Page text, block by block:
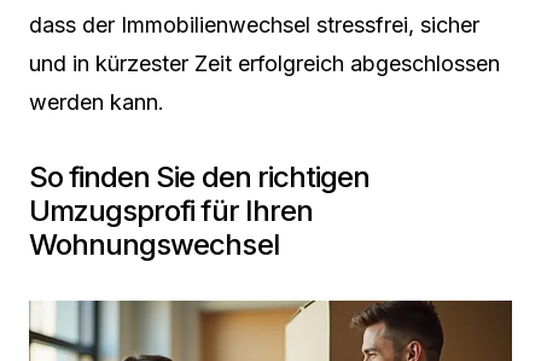
dass der Immobilienwechsel stressfrei, sicher
und in kürzester Zeit erfolgreich abgeschlossen
werden kann.
So finden Sie den richtigen
Umzugsprofi für Ihren
Wohnungswechsel